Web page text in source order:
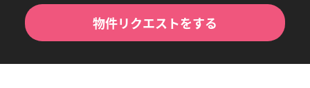
物件リクエストをする